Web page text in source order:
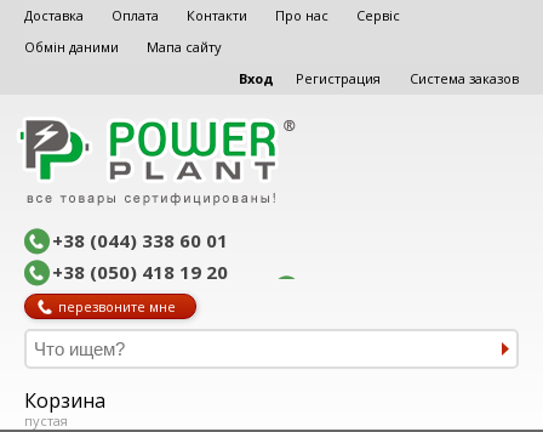
Доставка Оплата Контакти Про нас
Сервіс
Обмін даними
Мапа сайту
Вход
Регистрация Система заказов
+38 (044) 338 60 01
+38 (050) 418 19 20
перезвоните мне
Корзина
пустая